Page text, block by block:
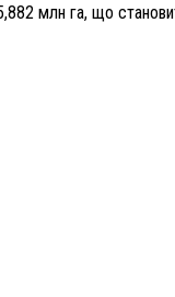
млн га, що